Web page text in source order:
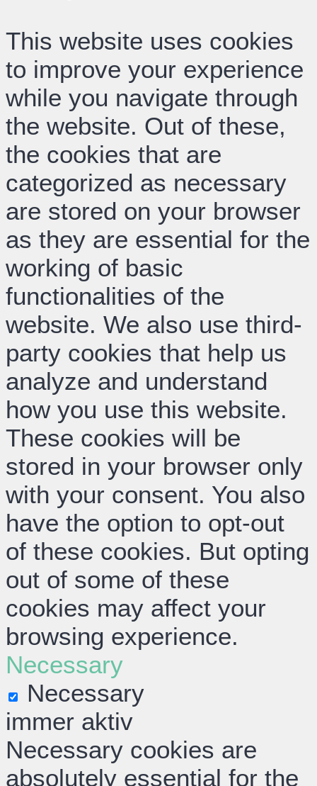
This website uses cookies
to improve your experience
while you navigate through
the website. Out of these,
the cookies that are
categorized as necessary
are stored on your browser
as they are essential for the
working of basic
functionalities of the
website. We also use third-
party cookies that help us
analyze and understand
how you use this website.
These cookies will be
stored in your browser only
with your consent. You also
have the option to opt-out
of these cookies. But opting
out of some of these
cookies may affect your
browsing experience.
Necessary
Necessary
immer aktiv
Necessary cookies are
absolutely essential for the